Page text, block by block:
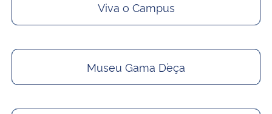
Viva o Campus
Museu Gama D´eça